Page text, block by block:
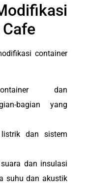
container
dan
bagian yang
dan sistem
dan insulasi
suhu dan akustik